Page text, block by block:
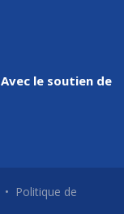
Avec le soutien de
• Politique de